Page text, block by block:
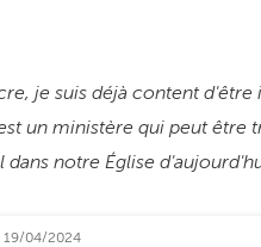
je suis déjà content
un ministère qui peut être
notre Église
19/04/2024